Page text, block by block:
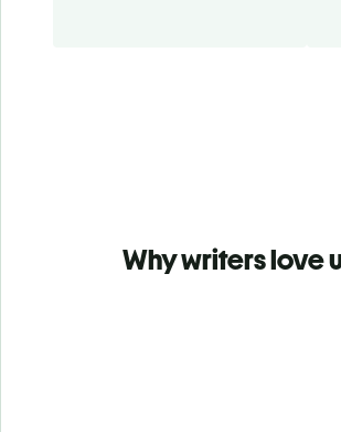
Why writers love